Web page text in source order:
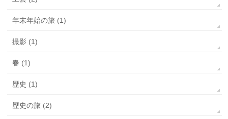
年末年始の旅 (1)
撮影 (1)
春 (1)
歴史 (1)
歴史の旅 (2)